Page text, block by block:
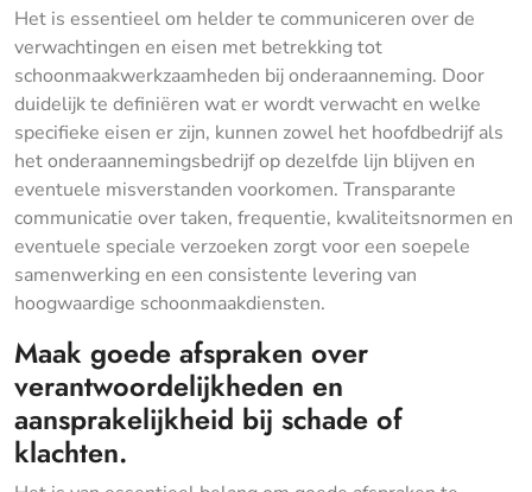
Het is essentieel om helder te communiceren over de
verwachtingen en eisen met betrekking tot
schoonmaakwerkzaamheden bij onderaanneming. Door
duidelijk te definiëren wat er wordt verwacht en welke
specifieke eisen er zijn, kunnen zowel het hoofdbedrijf als
het onderaannemingsbedrijf op dezelfde lijn blijven en
eventuele misverstanden voorkomen. Transparante
communicatie over taken, frequentie, kwaliteitsnormen en
eventuele speciale verzoeken zorgt voor een soepele
samenwerking en een consistente levering van
hoogwaardige schoonmaakdiensten.
Maak goede afspraken over
verantwoordelijkheden en
aansprakelijkheid bij schade of
klachten.